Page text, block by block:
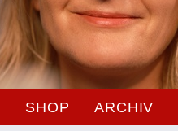
SHOP ARCHIV